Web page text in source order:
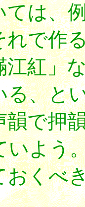
、例
れで作
紅」
る、と
韻で押
いよう
おくべ